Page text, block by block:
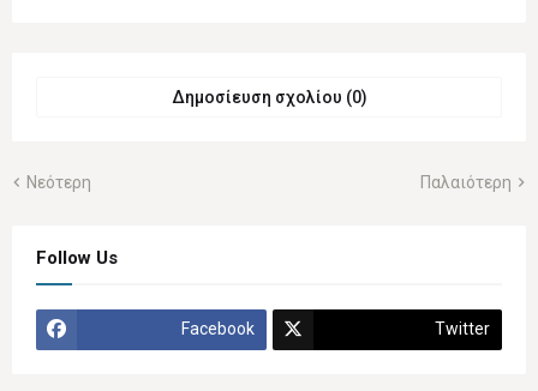
Δημοσίευση σχολίου (0)
Νεότερη Παλαιότερη
Follow Us
Facebook Twitter